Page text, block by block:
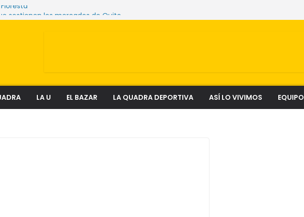
sostienen los mercados de Quito
LA U EL BAZAR LA QUADRA DEPORTIVA ASÍ LO VIVIMOS EQUIPO